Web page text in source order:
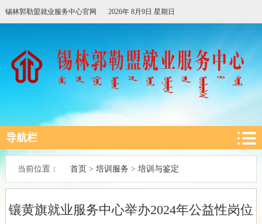
锡林郭勒盟就业服务中心官网 2026年 8月9日 星期日
导航栏
当前位置： 首页 > 培训服务 > 培训与鉴定
镶黄旗就业服务中心举办2024年公益性岗位